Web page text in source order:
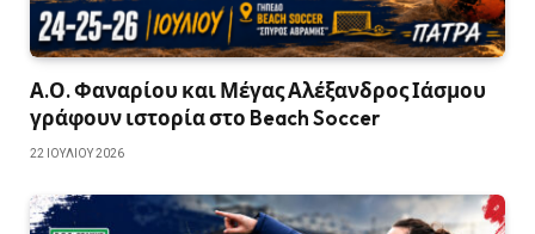
Α.Ο. Φαναρίου και Μέγας Αλέξανδρος Ιάσμου
γράφουν ιστορία στο Beach Soccer
22 ΙΟΥΛΊΟΥ 2026